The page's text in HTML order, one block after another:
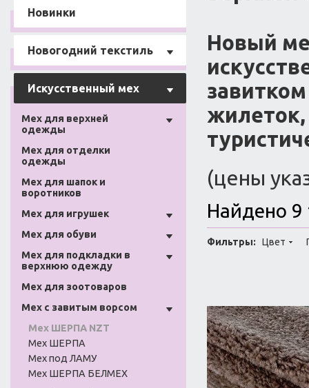
Новинки
Новогодний текстиль
Искусственный мех
Мех для верхней
одежды
Мех для отделки
одежды
Мех для шапок и
воротников
Мех для игрушек
Мех для обуви
Мех для подкладки в
верхнюю одежду
Мех для зоотоваров
Мех с завитым ворсом
Мех ШЕРПА NZT
Мех ШЕРПА
Мех под ЛАМУ
Мех ШЕРПА БЕЛМЕХ
Новый
жилеток,
(цены
Найдено 9
Фильтры: Цвет